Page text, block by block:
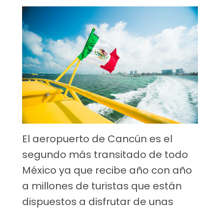
El aeropuerto de Cancún es el
segundo más transitado de todo
México ya que recibe año con año
a millones de turistas que están
dispuestos a disfrutar de unas